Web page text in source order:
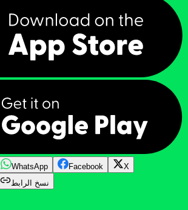
WhatsApp Facebook
X
نسخ الرابط